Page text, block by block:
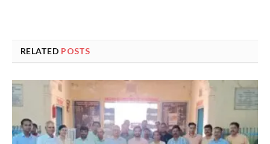
RELATED POSTS